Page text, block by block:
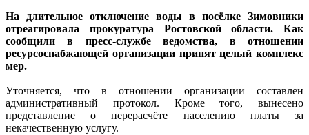
На длительное отключение воды в посёлке Зимовники
отреагировала прокуратура Ростовской области. Как
сообщили в пресс-службе ведомства, в отношении
ресурсоснабжающей организации принят целый комплекс
мер.
Уточняется, что в отношении организации составлен
административный протокол. Кроме того, вынесено
представление о перерасчёте населению платы за
некачественную услугу.